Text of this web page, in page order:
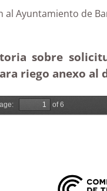
al Ayuntamiento
sobre
riego anexo al